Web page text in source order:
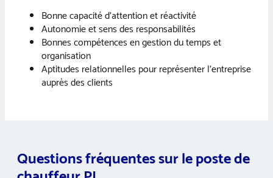
Bonne capacité d’attention et réactivité
Autonomie et sens des responsabilités
Bonnes compétences en gestion du temps et
organisation
Aptitudes relationnelles pour représenter l’entreprise
auprès des clients
Questions fréquentes sur le poste de